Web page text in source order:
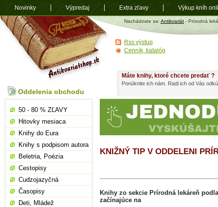
Antikvariát
shop.sk
Nachádzate sa: Antikvariát - Prírodná
KNIŽNÝ TIP V ODDELENI
Knihy zo sekcie Prírodná lekáreň
začínajúce na
Máte knihy, ktoré chcete predať ?
Ponúknite ich nám. Radi ich od Vás
Oddelenia obchodu
50 - 80 % ZĽAVY
Hitovky mesiaca
Knihy do Eura
Knihy s podpisom autora
Beletria, Poézia
Cestopisy
Cudzojazyčná
Časopisy
Deti, Mládež
Rss výstup
Cenník, katalóg
Novinky Výpredaj Extra zľavy Výkup kníh